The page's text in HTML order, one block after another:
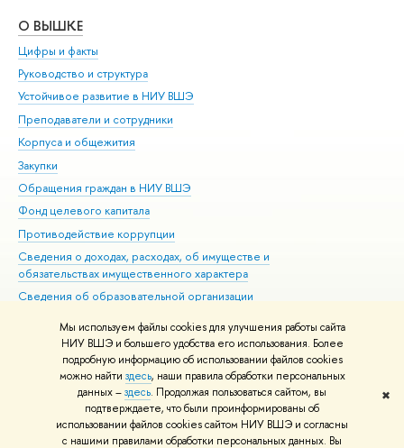
Мы используем файлы cookies для улучшения работы сайта
НИУ ВШЭ и большего удобства его использования. Более
подробную информацию об использовании файлов cookies
можно найти здесь, наши правила обработки персональных
данных –здесь. Продолжая пользоваться сайтом, вы
подтверждаете, что были проинформированы об
использовании файлов cookies сайтом НИУ ВШЭ и согласны
с нашими правилами обработки персональных данных. Вы
✖
О ВЫШКЕ
Цифры и факты
Руководство и структура
Устойчивое развитие в НИУ ВШЭ
Преподаватели и сотрудники
Корпуса и общежития
Закупки
Обращения граждан в НИУ ВШЭ
Фонд целевого капитала
Противодействие коррупции
Сведения о доходах, расходах, об имуществе и
обязательствах имущественного характера
Сведения об образовательной организации
Людям с ограниченными возможностями здоровья
Единая платежная страница
Работа в Вышке
© НИУ ВШЭ 1993–2026 Адреса и контакты Условия использования
материалов Политика конфиденциальности Карта сайта